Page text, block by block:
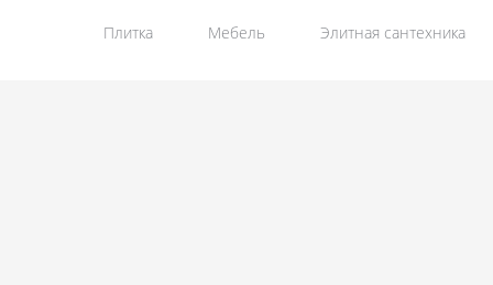
Плитка Мебель Элитная сантехника